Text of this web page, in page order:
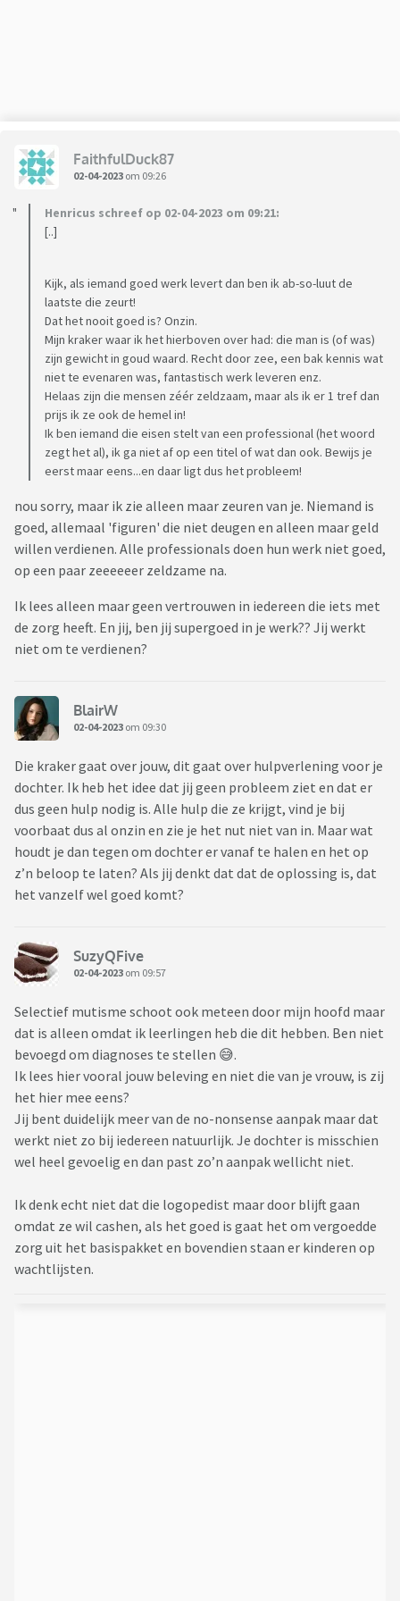
Feit is dat die logopedist om de zoveel tijd weer met iets
nieuws op de proppen komt.
Meest recent: logisch beredeneren kan dochter niet.
ook één van.
Het doet mij sterk denken aan: verzin om de zoveel tijd maar
weer iets om de continuiteit van de handel te waarborgen
Daarnaast: wat heeft "logisch beredeneren" met logopedie
te maken??
We zitten bij zo'n figuur omdat dochterlief destijds niet
Inzake het logisch beredeneren: er was een A4 met een paar
afbeeldingen, w.o. een eend op een fiets. De vraag: wat klopt
er niet.
Mijn visie: áls logopedie al iets met "logisch beredeneren"
(Donald Duck e.a.) die praten, autorijden, met een hengeltje
vissen, op een vliegend tapijt rondvliegen etc.
Auto's die praten, zelfstandig rijden, handen
En dan moet een eend op een fiets niet kunnen?!?!?
Oke, wij als volwassenen snappen dat, een kind van 4...die
leeft nog in een iets andere wereld.
Of zie ik dat verkeerd??
(mijn vrouw blijft er overigens bij dat logopedie wel effect
heeft, ze praat nu wel beter etc. etc.
Ik heb zoiets: logopedie helpt geen moer, dat kind is nu ca.
1.5 jaar verder én dus ook ca. 1,5 jaar ouder...bij het ouder
Logopedie van 1 x p/w een half uur zet m.i. geen zoden aan de
dijk, zeker niet als ze domweg spelletjes doen. (laatst was ik
dochter met arm voor de ogen zitten, kwam geen woord uit
en ze deed niets. Dit duurde zo'n 10 minuten. Logopedist
vroeg nog 2 x of ze door wilde spelen...geen reactie en
logopedist ging ook maar met de armen over elkaar zitten.
10 minuten niks doen. Sja, tijd was toen voorbij, tot ziens en
tot volgende week. )
Kortom: wat moet je er nou mee...
Zinvol? Zinloos?
/edit: aldus de logopedist is de woordenschat goed, niet
slecht, niet bovengemiddeld...
FaithfulDuck87
02-04-2023 om 09:26
Henricus schreef op 02-04-2023 om 09:21:
[..]
Kijk, als iemand goed werk levert dan ben ik ab-so-luut de
laatste die zeurt!
Dat het nooit goed is? Onzin.
Mijn kraker waar ik het hierboven over had: die man is (of was)
zijn gewicht in goud waard. Recht door zee, een bak kennis wat
niet te evenaren was, fantastisch werk leveren enz.
Helaas zijn die mensen zéér zeldzaam, maar als ik er 1 tref dan
prijs ik ze ook de hemel in!
Ik ben iemand die eisen stelt van een professional (het woord
zegt het al), ik ga niet af op een titel of wat dan ook. Bewijs je
eerst maar eens...en daar ligt dus het probleem!
nou sorry, maar ik zie alleen maar zeuren van je. Niemand is
goed, allemaal 'figuren' die niet deugen en alleen maar geld
willen verdienen. Alle professionals doen hun werk niet goed,
op een paar zeeeeeer zeldzame na.
Ik lees alleen maar geen vertrouwen in iedereen die iets met
de zorg heeft. En jij, ben jij supergoed in je werk?? Jij werkt
niet om te verdienen?
BlairW
02-04-2023 om 09:30
Die kraker gaat over jouw, dit gaat over hulpverlening voor je
dochter. Ik heb het idee dat jij geen probleem ziet en dat er
dus geen hulp nodig is. Alle hulp die ze krijgt, vind je bij
voorbaat dus al onzin en zie je het nut niet van in. Maar wat
houdt je dan tegen om dochter er vanaf te halen en het op
z’n beloop te laten? Als jij denkt dat dat de oplossing is, dat
het vanzelf wel goed komt?
SuzyQFive
02-04-2023 om 09:57
Selectief mutisme schoot ook meteen door mijn hoofd maar
dat is alleen omdat ik leerlingen heb die dit hebben. Ben niet
bevoegd om diagnoses te stellen 😅.
Ik lees hier vooral jouw beleving en niet die van je vrouw, is zij
het hier mee eens?
Jij bent duidelijk meer van de no-nonsense aanpak maar dat
werkt niet zo bij iedereen natuurlijk. Je dochter is misschien
wel heel gevoelig en dan past zo’n aanpak wellicht niet.
Ik denk echt niet dat die logopedist maar door blijft gaan
omdat ze wil cashen, als het goed is gaat het om vergoedde
zorg uit het basispakket en bovendien staan er kinderen op
wachtlijsten.